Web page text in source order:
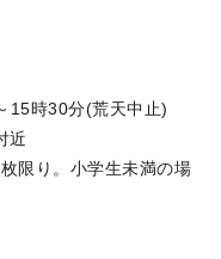
15時30分(荒天中止)
近
限り。小学生未満の場